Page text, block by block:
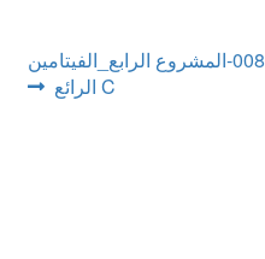
Next008-المشروع الرابع_الفيتامين
C الرائع